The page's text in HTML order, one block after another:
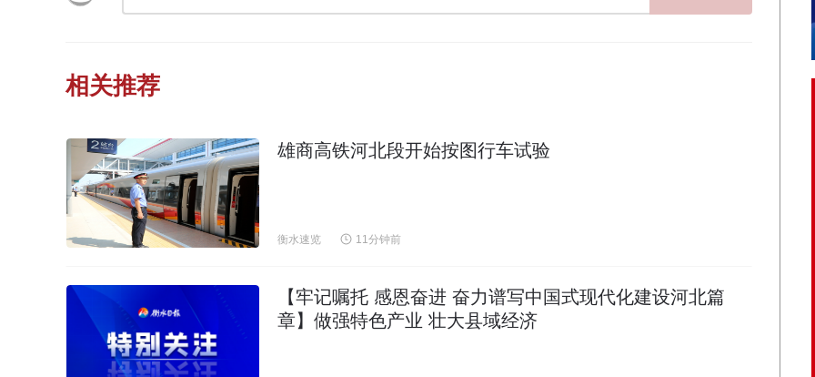
相关推荐
雄商高铁河北段开始按图行车试验
衡水速览 11分钟前
【牢记嘱托 感恩奋进 奋力谱写中国式现代化建设河北篇
章】做强特色产业 壮大县域经济